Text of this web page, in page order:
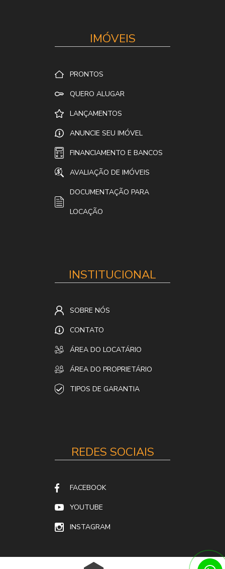
IMÓVEIS
PRONTOS
QUERO ALUGAR
LANÇAMENTOS
ANUNCIE SEU IMÓVEL
FINANCIAMENTO E BANCOS
AVALIAÇÃO DE IMÓVEIS
DOCUMENTAÇÃO PARA
LOCAÇÃO
INSTITUCIONAL
SOBRE NÓS
CONTATO
ÁREA DO LOCATÁRIO
ÁREA DO PROPRIETÁRIO
TIPOS DE GARANTIA
REDES SOCIAIS
FACEBOOK
YOUTUBE
INSTAGRAM